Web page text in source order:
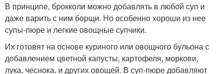
В принципе, брокколи можно добавлять в любой суп и
даже варить с ним борщи. Но особенно хороши из нее
супы-пюре и легкие овощные супчики.
Их готовят на основе куриного или овощного бульона с
добавлением цветной капусты, картофеля, моркови,
лука, чеснока, и других овощей. В суп-пюре добавляют